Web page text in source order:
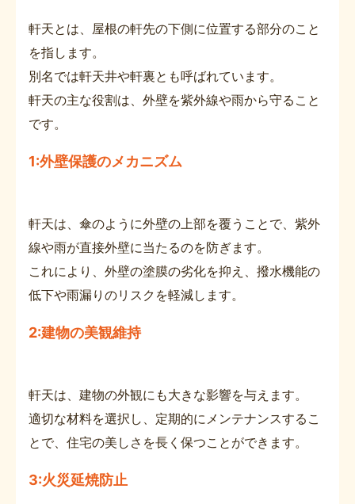
軒天とは、屋根の軒先の下側に位置する部分のこと
を指します。
別名では軒天井や軒裏とも呼ばれています。
軒天の主な役割は、外壁を紫外線や雨から守ること
です。
1:外壁保護のメカニズム
軒天は、傘のように外壁の上部を覆うことで、紫外
線や雨が直接外壁に当たるのを防ぎます。
これにより、外壁の塗膜の劣化を抑え、撥水機能の
低下や雨漏りのリスクを軽減します。
2:建物の美観維持
軒天は、建物の外観にも大きな影響を与えます。
適切な材料を選択し、定期的にメンテナンスするこ
とで、住宅の美しさを長く保つことができます。
3:火災延焼防止